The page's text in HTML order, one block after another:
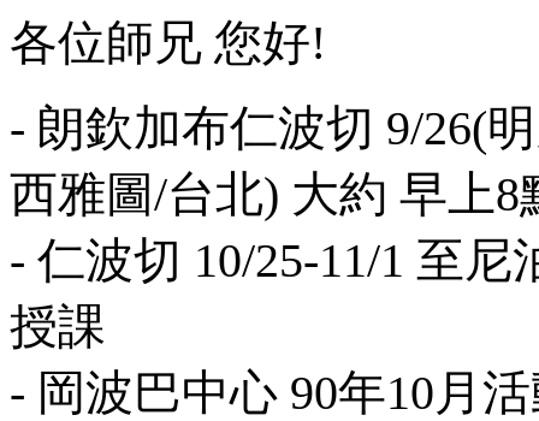
各位師兄 您好!
- 朗欽加布仁波切 9/26(
西雅圖/台北) 大約 早上
- 仁波切 10/25-11/1 至
授課
- 岡波巴中心 90年10月